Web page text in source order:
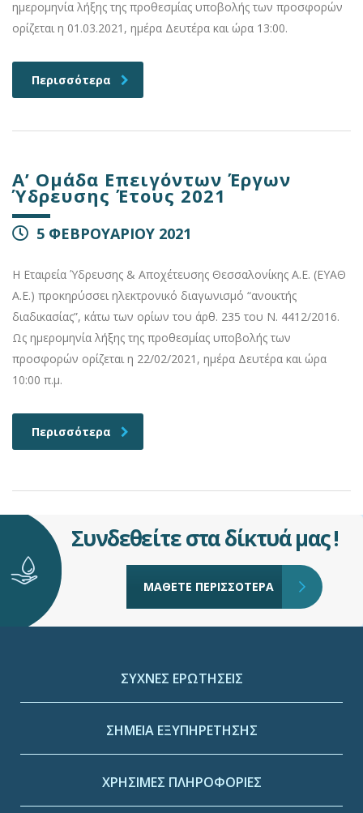
ημερομηνία λήξης της προθεσμίας υποβολής των προσφορών
ορίζεται η 01.03.2021, ημέρα Δευτέρα και ώρα 13:00.
Περισσότερα
Α’ Ομάδα Επειγόντων Έργων
Ύδρευσης Έτους 2021
5 ΦΕΒΡΟΥΑΡΙΟΥ 2021
Η Εταιρεία Ύδρευσης & Αποχέτευσης Θεσσαλονίκης Α.Ε. (ΕΥΑΘ
Α.Ε.) προκηρύσσει ηλεκτρονικό διαγωνισμό “ανοικτής
διαδικασίας”, κάτω των ορίων του άρθ. 235 του Ν. 4412/2016.
Ως ημερομηνία λήξης της προθεσμίας υποβολής των
προσφορών ορίζεται η 22/02/2021, ημέρα Δευτέρα και ώρα
10:00 π.μ.
Περισσότερα
Συνδεθείτε στα δίκτυά μας !
ΜΑΘΕΤΕ ΠΕΡΙΣΣΟΤΕΡΑ
ΣΥΧΝΕΣ ΕΡΩΤΗΣΕΙΣ
ΣΗΜΕΙΑ ΕΞΥΠΗΡΕΤΗΣΗΣ
ΧΡΗΣΙΜΕΣ ΠΛΗΡΟΦΟΡΙΕΣ